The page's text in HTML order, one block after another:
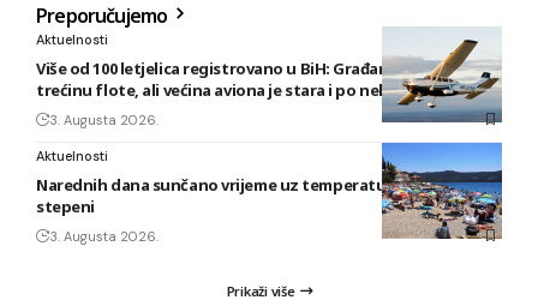
Preporučujemo
Aktuelnosti
Više od 100 letjelica registrovano u BiH: Građani posjeduju
trećinu flote, ali većina aviona je stara i po nekoliko decenija
3. Augusta 2026.
Aktuelnosti
Narednih dana sunčano vrijeme uz temperature do 40
stepeni
3. Augusta 2026.
Prikaži više